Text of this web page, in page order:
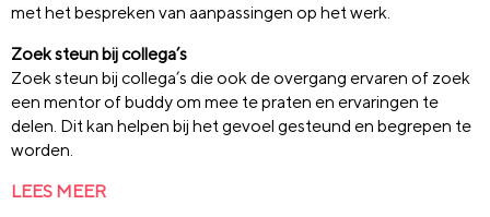
met het bespreken van aanpassingen op het werk.
Zoek steun bij collega’s
Zoek steun bij collega’s die ook de overgang ervaren of zoek
een mentor of buddy om mee te praten en ervaringen te
delen. Dit kan helpen bij het gevoel gesteund en begrepen te
worden.
LEES MEER